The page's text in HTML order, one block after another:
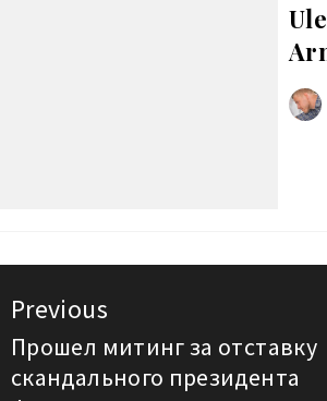
Previous
Previous
Прошел митинг за отставку
скандального президента